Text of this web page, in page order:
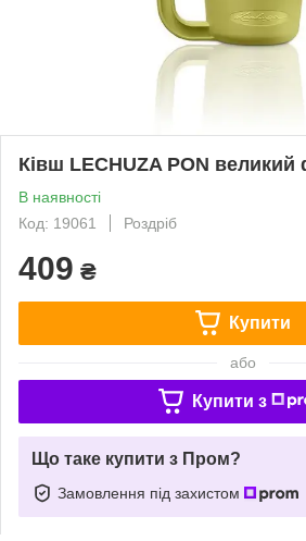
Ківш LECHUZA PON великий
В наявності
Код: 19061
Роздріб
409 ₴
Купити
або
Купити з
Що таке купити з Пром?
Замовлення під захистом